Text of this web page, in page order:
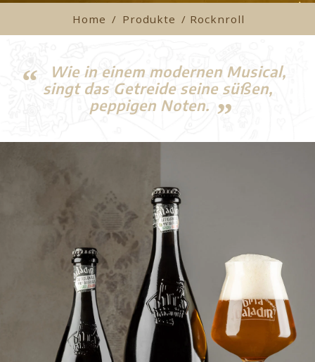
Home / Produkte / Rocknroll
Wie in einem modernen Musical,
singt das Getreide seine süßen,
peppigen Noten.